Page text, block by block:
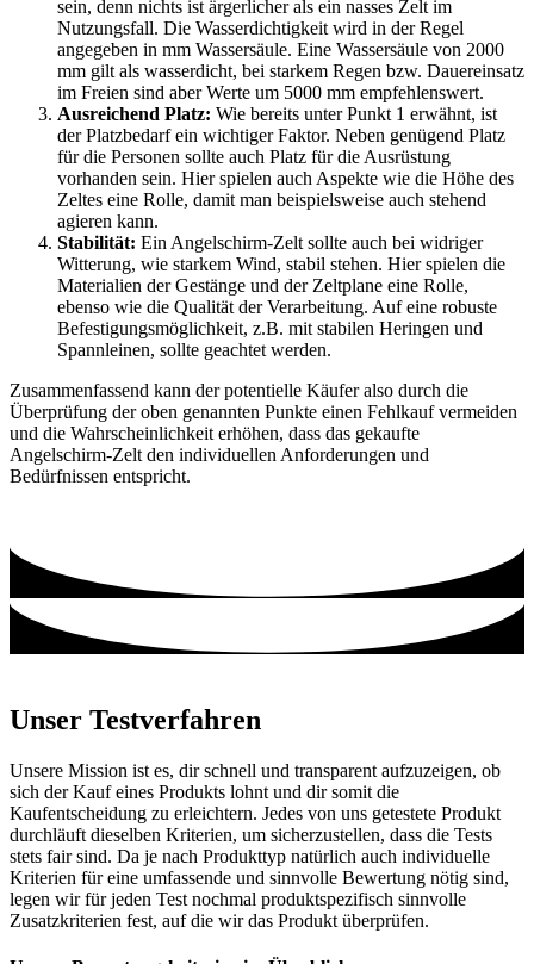
sein, denn nichts ist ärgerlicher als ein nasses Zelt im
Nutzungsfall. Die Wasserdichtigkeit wird in der Regel
angegeben in mm Wassersäule. Eine Wassersäule von 2000
mm gilt als wasserdicht, bei starkem Regen bzw. Dauereinsatz
im Freien sind aber Werte um 5000 mm empfehlenswert.
Ausreichend Platz: Wie bereits unter Punkt 1 erwähnt, ist
der Platzbedarf ein wichtiger Faktor. Neben genügend Platz
für die Personen sollte auch Platz für die Ausrüstung
vorhanden sein. Hier spielen auch Aspekte wie die Höhe des
Zeltes eine Rolle, damit man beispielsweise auch stehend
agieren kann.
Stabilität: Ein Angelschirm-Zelt sollte auch bei widriger
Witterung, wie starkem Wind, stabil stehen. Hier spielen die
Materialien der Gestänge und der Zeltplane eine Rolle,
ebenso wie die Qualität der Verarbeitung. Auf eine robuste
Befestigungsmöglichkeit, z.B. mit stabilen Heringen und
Spannleinen, sollte geachtet werden.
Zusammenfassend kann der potentielle Käufer also durch die
Überprüfung der oben genannten Punkte einen Fehlkauf vermeiden
und die Wahrscheinlichkeit erhöhen, dass das gekaufte
Angelschirm-Zelt den individuellen Anforderungen und
Bedürfnissen entspricht.
Unser Testverfahren
Unsere Mission ist es, dir schnell und transparent aufzuzeigen, ob
sich der Kauf eines Produkts lohnt und dir somit die
Kaufentscheidung zu erleichtern. Jedes von uns getestete Produkt
durchläuft dieselben Kriterien, um sicherzustellen, dass die Tests
stets fair sind. Da je nach Produkttyp natürlich auch individuelle
Kriterien für eine umfassende und sinnvolle Bewertung nötig sind,
legen wir für jeden Test nochmal produktspezifisch sinnvolle
Zusatzkriterien fest, auf die wir das Produkt überprüfen.